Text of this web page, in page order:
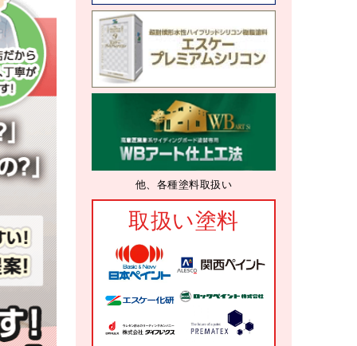
他、各種塗料取扱い
取扱い塗料